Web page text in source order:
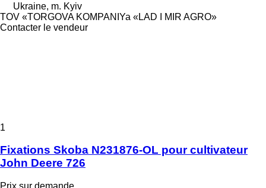
Ukraine, m. Kyiv
TOV «TORGOVA KOMPANIYa «LAD I MIR AGRO»
Contacter le vendeur
1
Fixations Skoba N231876-OL pour cultivateur
John Deere 726